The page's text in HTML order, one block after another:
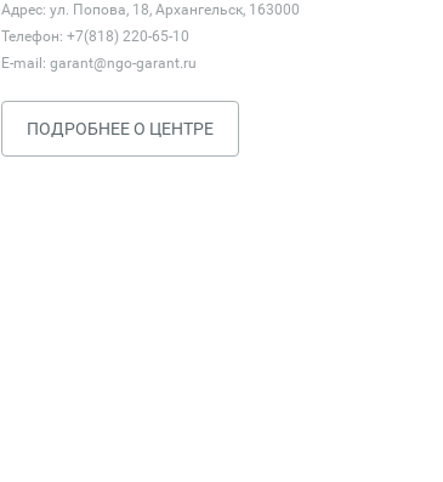
Адрес: ул. Попова, 18, Архангельск, 163000
Телефон: +7(818) 220-65-10
E-mail: garant@ngo-garant.ru
ПОДРОБНЕЕ О ЦЕНТРЕ